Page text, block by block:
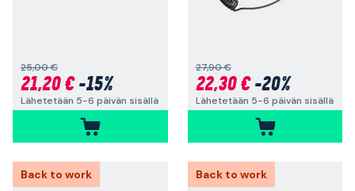
25,00 €
21,20 €-15%
Lähetetään 5-6 päivän sisällä
27,90 €
22,30 €-20%
Lähetetään 5-6 päivän sisällä
Back to work
Back to work